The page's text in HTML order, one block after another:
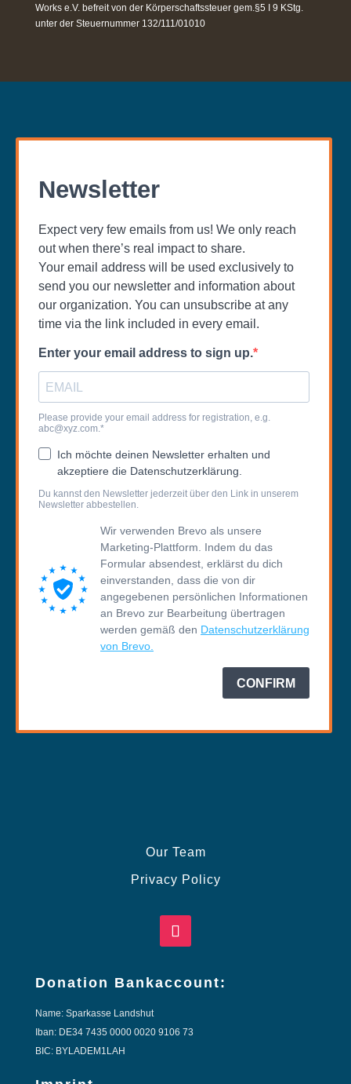
Works e.V. befreit von der Körperschaftssteuer gem.§5 I 9 KStg.
unter der Steuernummer 132/111/01010
Our Team
Privacy Policy
Donation Bankaccount:
Name: Sparkasse Landshut
Iban: DE34 7435 0000 0020 9106 73
BIC: BYLADEM1LAH